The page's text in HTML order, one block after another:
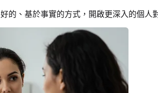
的、基於事實的方式，開啟更深入的個人